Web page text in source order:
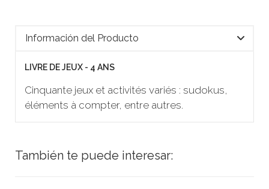
Información del Producto
LIVRE DE JEUX - 4 ANS
Cinquante jeux et activités variés : sudokus,
éléments à compter, entre autres.
También te puede interesar: